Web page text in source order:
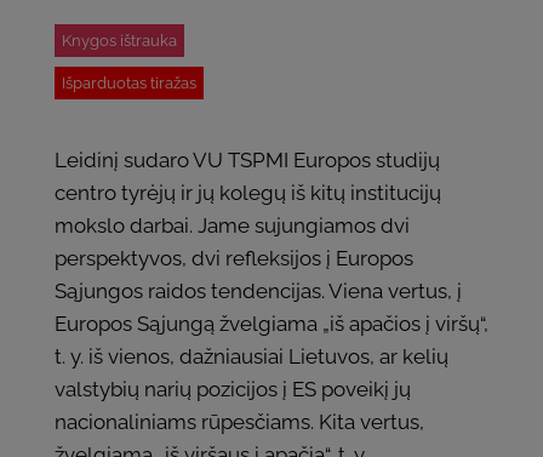
Knygos ištrauka
Išparduotas tiražas
Leidinį sudaro VU TSPMI Europos studijų
centro tyrėjų ir jų kolegų iš kitų institucijų
mokslo darbai. Jame sujungiamos dvi
perspektyvos, dvi refleksijos į Europos
Sąjungos raidos tendencijas. Viena vertus, į
Europos Sąjungą žvelgiama „iš apačios į viršų“,
t. y. iš vienos, dažniausiai Lietuvos, ar kelių
valstybių narių pozicijos į ES poveikį jų
nacionaliniams rūpesčiams. Kita vertus,